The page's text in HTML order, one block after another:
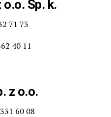
o.o. Sp. k.
71 73
40 11
z o.o.
60 08